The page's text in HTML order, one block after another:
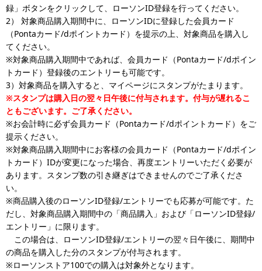
録」ボタンをクリックして、ローソンID登録を行ってください。
2） 対象商品購入期間中に、ローソンIDに登録した会員カード
（Pontaカード/dポイントカード）を提示の上、対象商品を購入し
てください。
※対象商品購入期間中であれば、会員カード（Pontaカード/dポイン
トカード）登録後のエントリーも可能です。
3）対象商品を購入すると、マイページにスタンプがたまります。
※スタンプは購入日の翌々日午後に付与されます。付与が遅れるこ
ともございます。ご了承ください。
※お会計時に必ず会員カード（Pontaカード/dポイントカード）をご
提示ください。
※対象商品購入期間中にお客様の会員カード（Pontaカード/dポイン
トカード）IDが変更になった場合、再度エントリーいただく必要が
あります。スタンプ数の引き継ぎはできませんのでご了承くださ
い。
※商品購入後のローソンID登録/エントリーでも応募が可能です。た
だし、対象商品購入期間中の「商品購入」および「ローソンID登録/
エントリー」に限ります。
この場合は、ローソンID登録/エントリーの翌々日午後に、期間中
の商品を購入した分のスタンプが付与されます。
※ローソンストア100での購入は対象外となります。